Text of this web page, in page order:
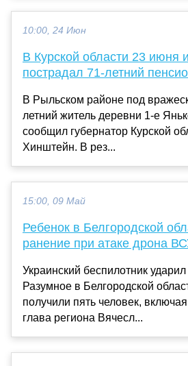
10:00, 24 Июн
В Курской области 23 июня
пострадал 71-летний
В Рыльском районе под
летний житель деревни 1-е
сообщил губернатор Курской
Хинштейн. В рез...
15:00, 09 Май
Ребенок в Белгородской
ранение при атаке дрона
Украинский беспилотник
Разумное в Белгородской
получили пять человек,
глава региона Вячесл...